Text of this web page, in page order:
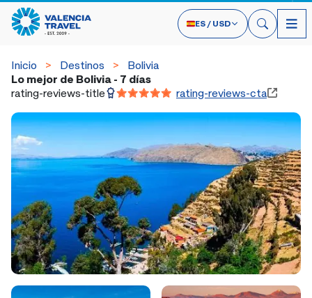
ES / USD
Inicio Destinos
Bolivia
Lo mejor de Bolivia - 7 días
rating-reviews-title
rating-reviews-cta